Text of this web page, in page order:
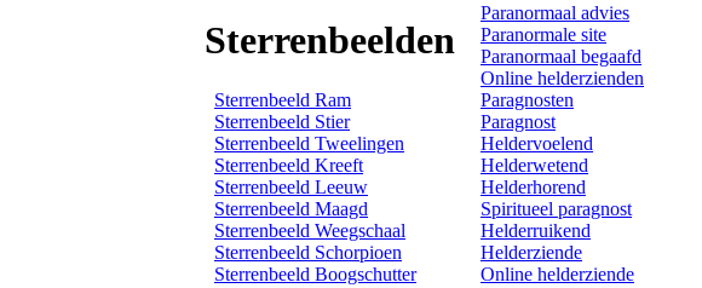
Sterrenbeelden
Sterrenbeeld Ram
Sterrenbeeld Stier
Sterrenbeeld Tweelingen
Sterrenbeeld Kreeft
Sterrenbeeld Leeuw
Sterrenbeeld Maagd
Sterrenbeeld Weegschaal
Sterrenbeeld Schorpioen
Sterrenbeeld Boogschutter
Paranormaal advies
Paranormale site
Paranormaal begaafd
Online helderzienden
Paragnosten
Paragnost
Heldervoelend
Helderwetend
Helderhorend
Spiritueel paragnost
Helderruikend
Helderziende
Online helderziende